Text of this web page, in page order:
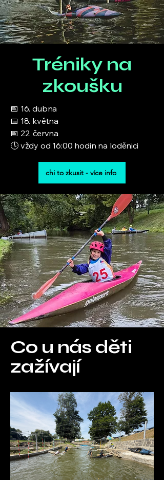
Tréniky na
zkoušku
📅 16. dubna
📅 18. května
📅 22. června
🕓 vždy od 16:00 hodin na loděnici
chi to zkusit - více info
Co u nás děti
zažívají